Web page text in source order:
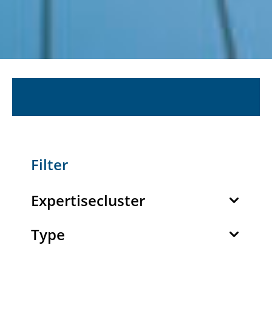
Filter
Expertisecluster
Type